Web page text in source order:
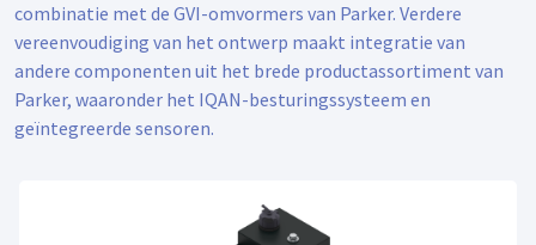
combinatie met de GVI-omvormers van Parker. Verdere
vereenvoudiging van het ontwerp maakt integratie van
andere componenten uit het brede productassortiment van
Parker, waaronder het IQAN-besturingssysteem en
geïntegreerde sensoren.